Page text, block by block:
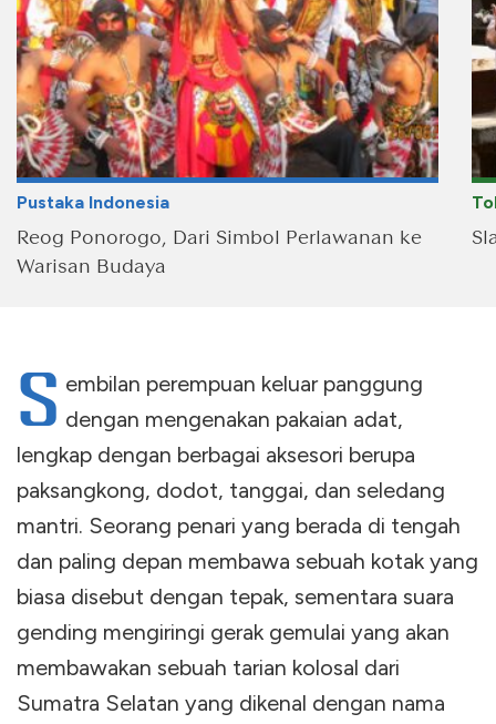
Pustaka Indonesia
Reog Ponorogo, Dari Simbol Perlawanan ke
Warisan Budaya
S embilan perempuan keluar panggung
dengan mengenakan pakaian adat,
lengkap dengan berbagai aksesori berupa
paksangkong, dodot, tanggai, dan seledang
mantri. Seorang penari yang berada di tengah
dan paling depan membawa sebuah kotak yang
biasa disebut dengan tepak, sementara suara
gending mengiringi gerak gemulai yang akan
membawakan sebuah tarian kolosal dari
Sumatra Selatan yang dikenal dengan nama